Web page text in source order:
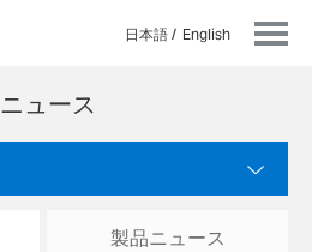
日本語 English
ニュース
製品ニュース